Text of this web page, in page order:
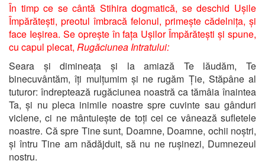
În timp ce se cântă Stihira dogmatică, se deschid Ușile
Împărătești, preotul îmbracă felonul, primește cădelnița, și
face Ieșirea. Se oprește în fața Ușilor Împărătești și spune,
cu capul plecat, Rugăciunea Intratului:
Seara și dimineața și la amiază Te lăudăm, Te
binecuvântăm, îți mulțumim și ne rugăm Ție, Stăpâne al
tuturor: îndreptează rugăciunea noastră ca tămâia înaintea
Ta, și nu pleca inimile noastre spre cuvinte sau gânduri
viclene, ci ne mântuiește de toți cei ce vânează sufletele
noastre. Că spre Tine sunt, Doamne, Doamne, ochii noștri,
și întru Tine am nădăjduit, să nu ne rușinezi, Dumnezeul
nostru.